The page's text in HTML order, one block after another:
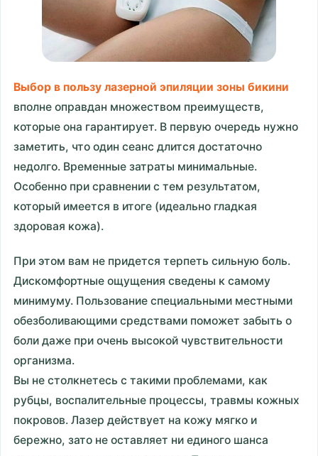
Выбор в пользу лазерной эпиляции зоны бикини
вполне оправдан множеством преимуществ,
которые она гарантирует. В первую очередь нужно
заметить, что один сеанс длится достаточно
недолго. Временные затраты минимальные.
Особенно при сравнении с тем результатом,
который имеется в итоге (идеально гладкая
здоровая кожа).
При этом вам не придется терпеть сильную боль.
Дискомфортные ощущения сведены к самому
минимуму. Пользование специальными местными
обезболивающими средствами поможет забыть о
боли даже при очень высокой чувствительности
организма.
Вы не столкнетесь с такими проблемами, как
рубцы, воспалительные процессы, травмы кожных
покровов. Лазер действует на кожу мягко и
бережно, зато не оставляет ни единого шанса